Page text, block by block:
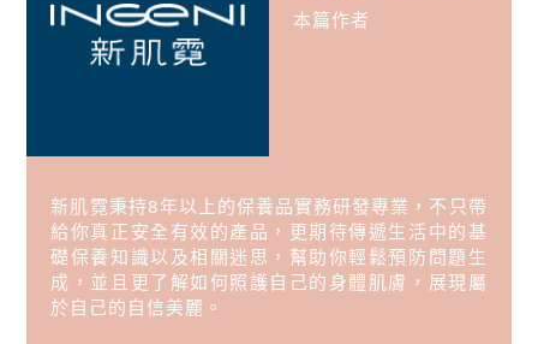
本篇作者
新肌霓秉持8年以上的保養品實務研發專業，不只帶
給你真正安全有效的產品，更期待傳遞生活中的基
礎保養知識以及相關迷思，幫助你輕鬆預防問題生
成，並且更了解如何照護自己的身體肌膚，展現屬
於自己的自信美麗。